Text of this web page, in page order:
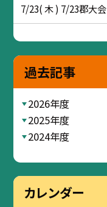
7/23( 木 ) 7/23郡大会
過去記事
2026年度
2025年度
2024年度
カレンダー